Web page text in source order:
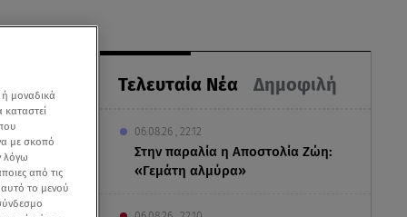
Τελευταία Νέα Δημοφιλή
06.08.26 , 22:12
Στην παραλία η Αποστολία Ζώη:
«Γεμάτη αλμύρα»
μοναδικά
με σκοπό
λόγω
από τις
αυτό το μενού